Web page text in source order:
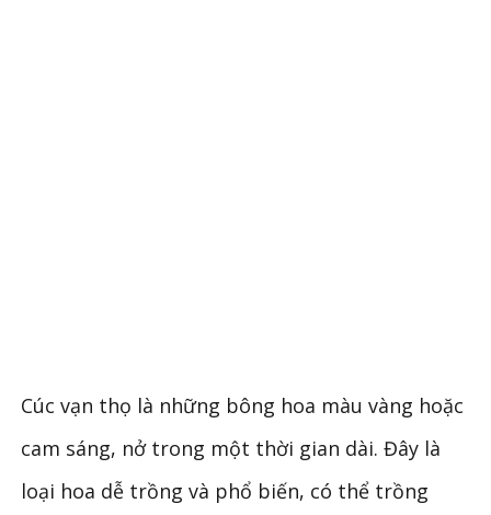
Cúc vạn thọ là những bông hoa màu vàng hoặc
cam sáng, nở trong một thời gian dài. Đây là
loại hoa dễ trồng và phổ biến, có thể trồng